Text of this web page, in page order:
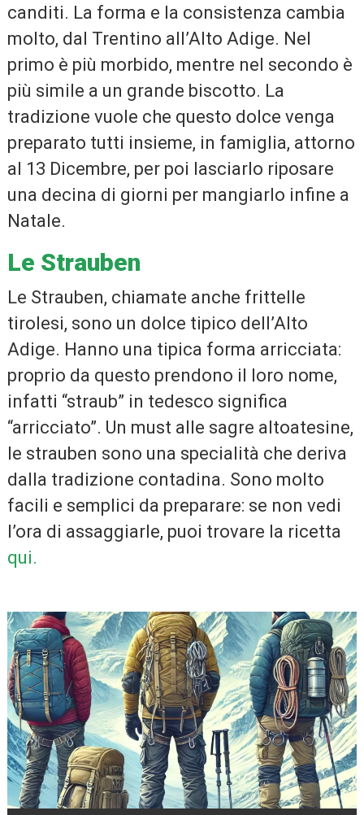
canditi. La forma e la consistenza cambia
molto, dal Trentino all’Alto Adige. Nel
primo è più morbido, mentre nel secondo è
più simile a un grande biscotto. La
tradizione vuole che questo dolce venga
preparato tutti insieme, in famiglia, attorno
al 13 Dicembre, per poi lasciarlo riposare
una decina di giorni per mangiarlo infine a
Natale.
Le Strauben
Le Strauben, chiamate anche frittelle
tirolesi, sono un dolce tipico dell’Alto
Adige. Hanno una tipica forma arricciata:
proprio da questo prendono il loro nome,
infatti “straub” in tedesco significa
“arricciato”. Un must alle sagre altoatesine,
le strauben sono una specialità che deriva
dalla tradizione contadina. Sono molto
facili e semplici da preparare: se non vedi
l’ora di assaggiarle, puoi trovare la ricetta
qui.